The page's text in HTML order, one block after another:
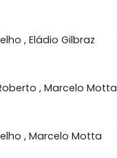
, Eládio Gilbraz
, Marcelo Motta
, Marcelo Motta